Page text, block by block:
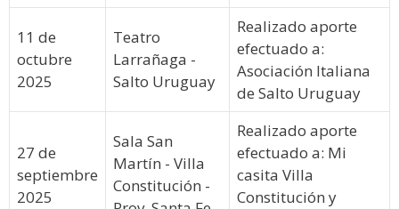
11 de
octubre
2025
Teatro
Larrañaga -
Salto Uruguay
Realizado aporte
efectuado a:
Asociación Italiana
de Salto Uruguay
27 de
septiembre
2025
Sala San
Martín - Villa
Constitución -
Realizado aporte
efectuado a: Mi
casita Villa
Constitución y